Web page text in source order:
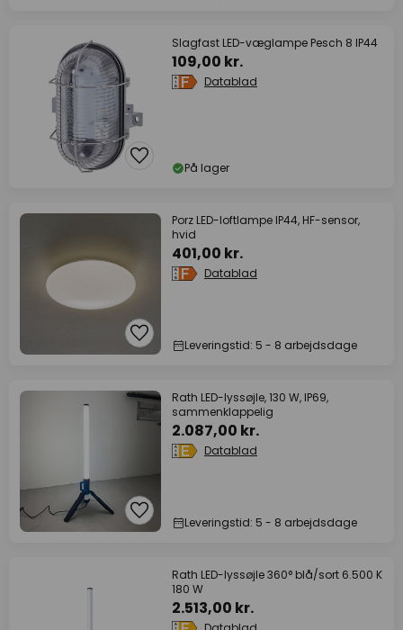
Slagfast LED-væglampe Pesch 8 IP44
109,00 kr.
Datablad
På lager
Porz LED-loftlampe IP44, HF-sensor,
hvid
401,00 kr.
Datablad
Leveringstid: 5 - 8 arbejdsdage
Rath LED-lyssøjle, 130 W, IP69,
sammenklappelig
2.087,00 kr.
Datablad
Leveringstid: 5 - 8 arbejdsdage
Rath LED-lyssøjle 360° blå/sort 6.500 K
180 W
2.513,00 kr.